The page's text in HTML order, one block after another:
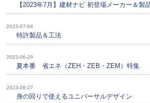
【2023年7月】建材ナビ 初登場メーカー＆製
2023-07-04
特許製品＆工法
2023-06-29
夏本番 省エネ（ZEH・ZEB・ZEM）特集
2023-06-27
身の回りで使えるユニバーサルデザイン